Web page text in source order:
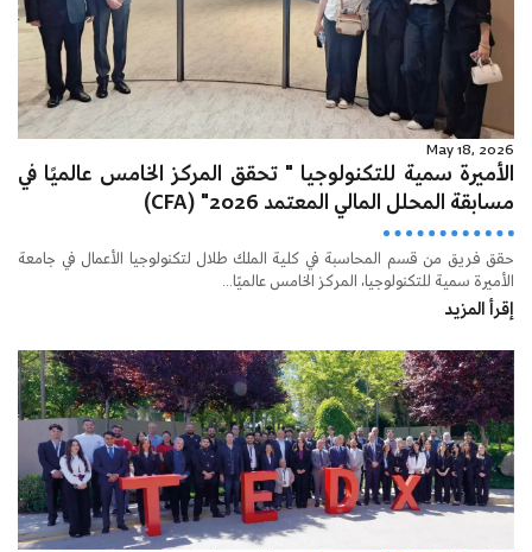
May 18, 2026
الأميرة سمية للتكنولوجيا " تحقق المركز الخامس عالميًا في
مسابقة المحلل المالي المعتمد 2026" (CFA)
حقق فريق من قسم المحاسبة في كلية الملك طلال لتكنولوجيا الأعمال في جامعة
الأميرة سمية للتكنولوجيا، المركز الخامس عالميًا...
إقرأ المزيد